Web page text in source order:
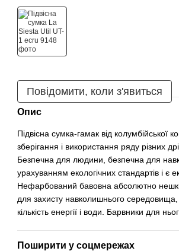
Повідомити, коли з'явиться
Опис
Підвісна сумка-гамак від колумбійської
зберігання і використання ряду різних
Безпечна для людини, безпечна для
урахуванням екологічних стандартів і є
Нефарбований бавовна абсолютно
для захисту навколишнього
кількість енергії і води. Барвники для
Поширити у соцмережах